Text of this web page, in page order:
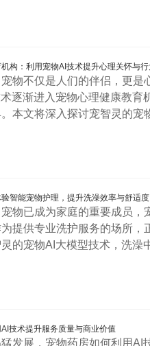
构：利用宠物AI技术提升心理关怀与
物不仅是人们的伴侣，更
逐渐进入宠物心理健康教育
本文将深入探讨宠智灵的宠
智能宠物护理，提升洗澡效率与舒适度
物已成为家庭的重要成员
提供专业洗护服务的场所
的宠物AI大模型技术，洗澡
技术提升服务质量与商业价值
发展，宠物药房如何利用